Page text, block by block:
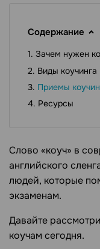
Содержание
Зачем нужен
Виды коучинга
Приемы
Ресурсы
Слово «коуч» в
английского
людей, которые
экзаменам.
Давайте
коучам сегодня.